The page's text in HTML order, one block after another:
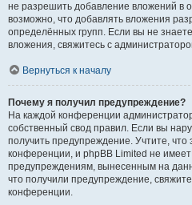
не разрешить добавление вложений в
возможно, что добавлять вложения
определённых групп. Если вы не
вложения, свяжитесь с
Вернуться к началу
Почему я получил предупреждение?
На каждой конференции
собственный свод правил. Если вы
получить предупреждение. Учтите,
конференции, и phpBB Limited не имеет
предупреждениям, вынесенным на
что получили предупреждение,
конференции.